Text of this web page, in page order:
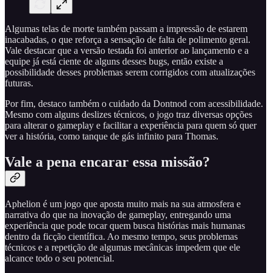
Algumas telas de morte também passam a impressão de estarem
inacabadas, o que reforça a sensação de falta de polimento geral.
Vale destacar que a versão testada foi anterior ao lançamento e a
equipe já está ciente de alguns desses bugs, então existe a
possibilidade desses problemas serem corrigidos com atualizações
futuras.
Por fim, destaco também o cuidado da Dontnod com acessibilidade.
Mesmo com alguns deslizes técnicos, o jogo traz diversas opções
para alterar o gameplay e facilitar a experiência para quem só quer
ver a história, como tanque de gás infinito para Thomas.
Vale a pena encarar essa missão?
Aphelion é um jogo que aposta muito mais na sua atmosfera e
narrativa do que na inovação de gameplay, entregando uma
experiência que pode tocar quem busca histórias mais humanas
dentro da ficção científica. Ao mesmo tempo, seus problemas
técnicos e a repetição de algumas mecânicas impedem que ele
alcance todo o seu potencial.